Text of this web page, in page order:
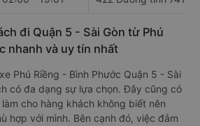
đi Quận 5 - Sài Gòn từ Phú
nhanh và uy tín nhất
Phú Riềng - Bình Phước Quận 5 - Sài
có đa dạng sự lựa chọn. Đây cũng có
cho hàng khách không biết nên
hợp với mình. Bên cạnh đó, việc đảm